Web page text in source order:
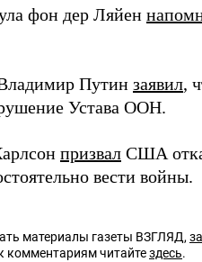
фон дер Ляйен
Путин заявил,
Устава ООН.
призвал США
вести войны.
материалы газеты ВЗГЛЯД,
комментариям читайтездесь.